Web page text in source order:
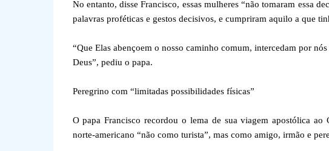
No entanto, disse Francisco, essas mulheres “não tomaram essa
palavras proféticas e gestos decisivos, e cumpriram aquilo a que
“Que Elas abençoem o nosso caminho comum, intercedam por
Deus”, pediu o papa.
Peregrino com “limitadas possibilidades físicas”
O papa Francisco recordou o lema de sua viagem apostólica
norte-americano “não como turista”, mas como amigo, irmão e